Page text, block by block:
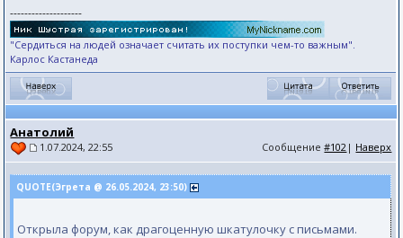
--------------------
"Сердиться на людей означает считать их поступки чем-то важным".
Карлос Кастанеда
Анатолий
1.07.2024, 22:55 Сообщение#102 | Наверх
QUOTE(Эгрета @ 26.05.2024, 23:50)
Открыла форум, как драгоценную шкатулочку с письмами.